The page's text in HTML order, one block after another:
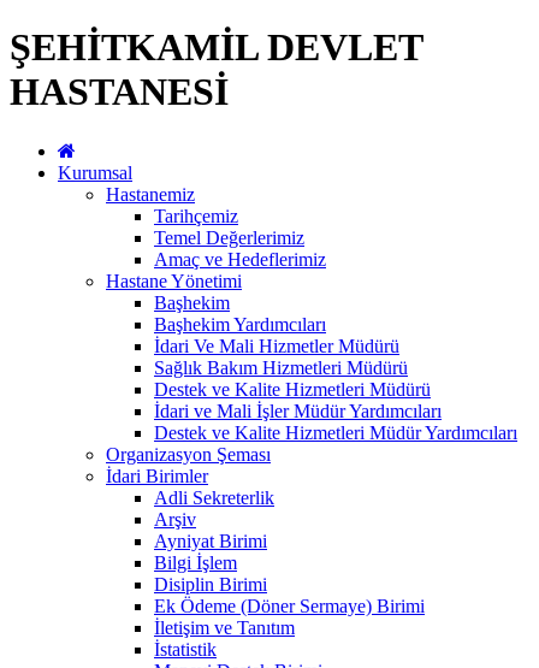
ŞEHİTKAMİL DEVLET
HASTANESİ
Kurumsal
Hastanemiz
Tarihçemiz
Temel Değerlerimiz
Amaç ve Hedeflerimiz
Hastane Yönetimi
Başhekim
Başhekim Yardımcıları
İdari Ve Mali Hizmetler Müdürü
Sağlık Bakım Hizmetleri Müdürü
Destek ve Kalite Hizmetleri Müdürü
İdari ve Mali İşler Müdür Yardımcıları
Destek ve Kalite Hizmetleri Müdür Yardımcıları
Organizasyon Şeması
İdari Birimler
Adli Sekreterlik
Arşiv
Ayniyat Birimi
Bilgi İşlem
Disiplin Birimi
Ek Ödeme (Döner Sermaye) Birimi
İletişim ve Tanıtım
İstatistik